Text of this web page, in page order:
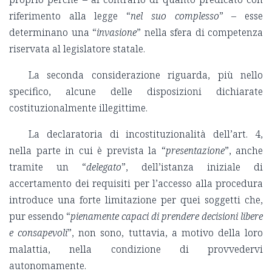
riferimento alla legge “nel suo complesso” – esse
determinano una “invasione” nella sfera di competenza
riservata al legislatore statale.
La seconda considerazione riguarda, più nello
specifico, alcune delle disposizioni dichiarate
costituzionalmente illegittime.
La declaratoria di incostituzionalità dell’art. 4,
nella parte in cui è prevista la “presentazione”, anche
tramite un “delegato”, dell’istanza iniziale di
accertamento dei requisiti per l’accesso alla procedura
introduce una forte limitazione per quei soggetti che,
pur essendo “pienamente capaci di prendere decisioni libere
e consapevoli”, non sono, tuttavia, a motivo della loro
malattia, nella condizione di provvedervi
autonomamente.